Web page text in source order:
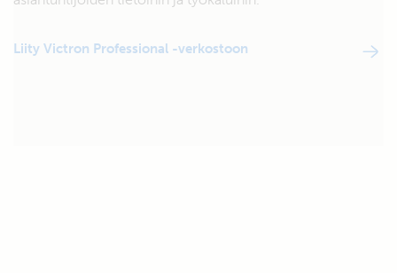
Liity Victron Professional -verkostoon